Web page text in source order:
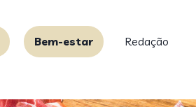
Bem-estar Redação